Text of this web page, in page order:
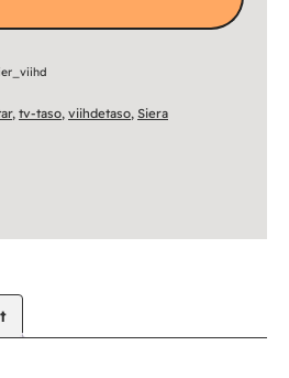
, tv-taso, viihdetaso, Siera